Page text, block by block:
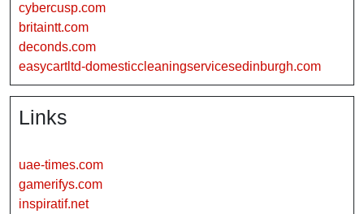
cybercusp.com
britaintt.com
deconds.com
easycartltd-domesticcleaningservicesedinburgh.com
Links
uae-times.com
gamerifys.com
inspiratif.net